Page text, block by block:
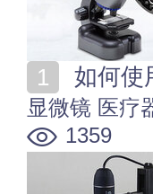
如何使
显微镜 医疗
1359